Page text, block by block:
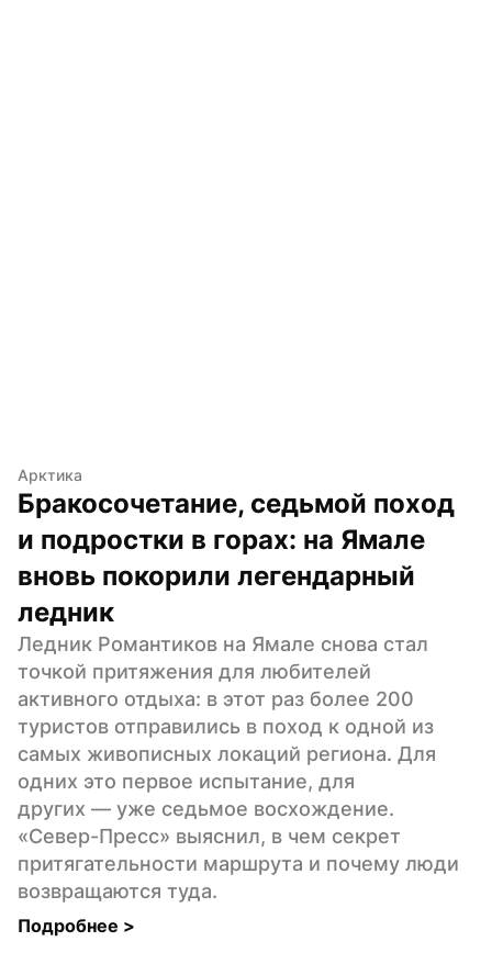
Арктика
Бракосочетание, седьмой поход
и подростки в горах: на Ямале
вновь покорили легендарный
ледник
Ледник Романтиков на Ямале снова стал
точкой притяжения для любителей
активного отдыха: в этот раз более 200
туристов отправились в поход к одной из
самых живописных локаций региона. Для
одних это первое испытание, для
других — уже седьмое восхождение.
«Север-Пресс» выяснил, в чем секрет
притягательности маршрута и почему люди
возвращаются туда.
Подробнее >